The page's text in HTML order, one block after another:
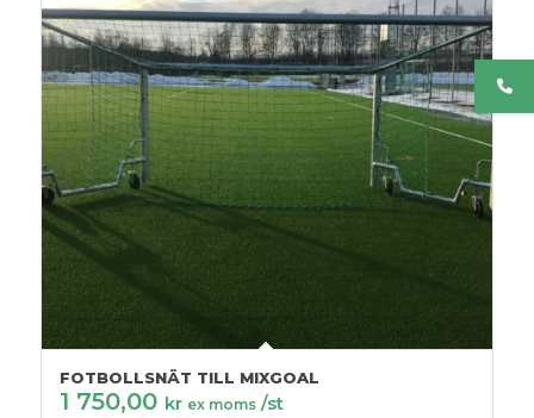
FOTBOLLSNÄT TILL MIXGOAL
1 750,00 kr ex moms /st